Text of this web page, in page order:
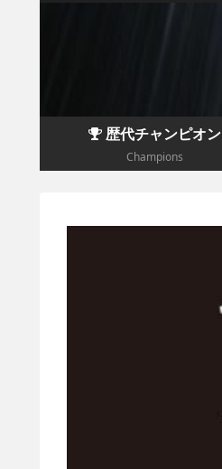
歴代チャンピオン
Champions